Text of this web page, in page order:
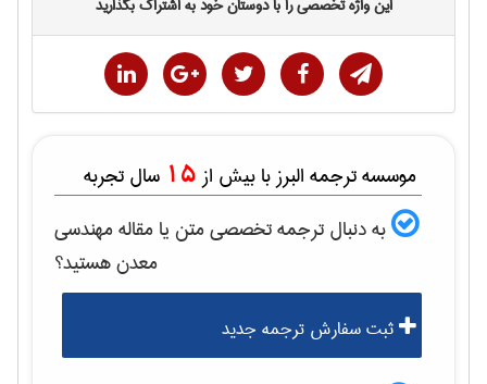
موسسه ترجمه البرز با بیش از 15 سال تجربه
به دنبال ترجمه تخصصی متن یا مقالهمهندسی
معدنهستید؟
ثبت سفارش ترجمه جدید